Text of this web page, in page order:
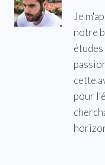
Je
notre
cette
pour